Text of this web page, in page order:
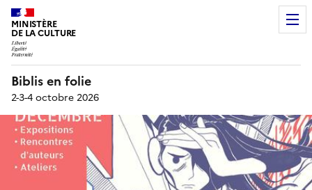
MINISTÈRE
DE LA CULTURE
Biblis en folie
2-3-4 octobre 2026